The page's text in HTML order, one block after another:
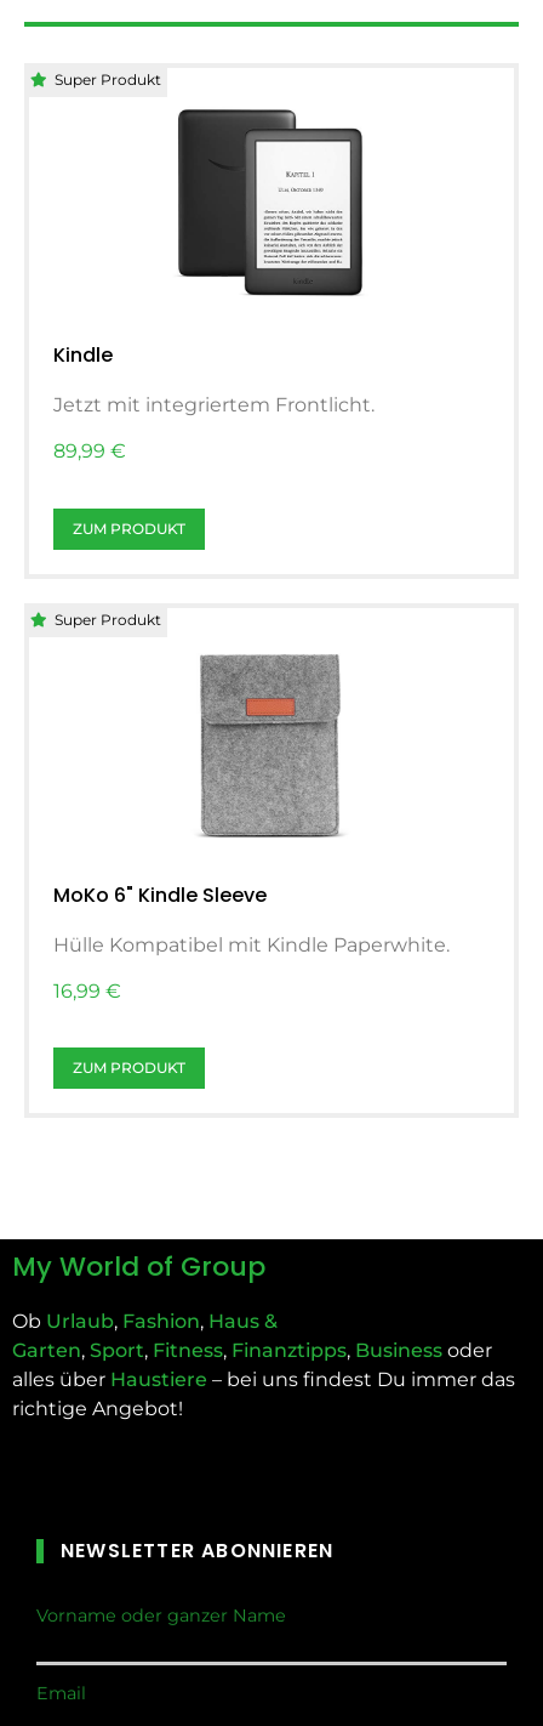
Kindle
Jetzt mit integriertem Frontlicht.
89,99 €
ZUM PRODUKT
Super Produkt
MoKo 6" Kindle Sleeve
Hülle Kompatibel mit Kindle Paperwhite.
16,99 €
ZUM PRODUKT
Super Produkt
My World of Group
Ob Urlaub, Fashion, Haus &
Garten, Sport, Fitness, Finanztipps, Business oder
alles über Haustiere – bei uns findest Du immer das
richtige Angebot!
NEWSLETTER ABONNIEREN
Vorname oder ganzer Name
Email